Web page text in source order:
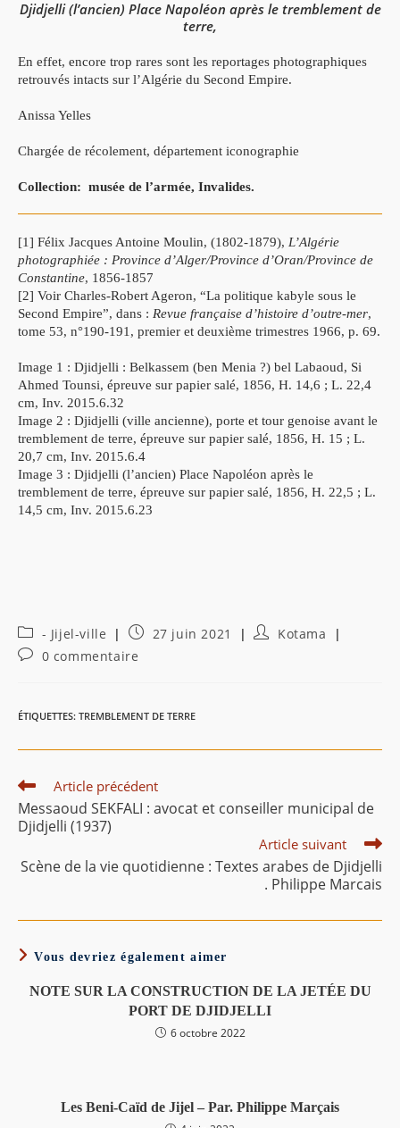
Djidjelli (l’ancien) Place Napoléon après le tremblement de
terre,
En effet, encore trop rares sont les reportages photographiques
retrouvés intacts sur l’Algérie du Second Empire.
Anissa Yelles
Chargée de récolement, département iconographie
Collection: musée de l’armée, Invalides.
[1] Félix Jacques Antoine Moulin, (1802-1879), L’Algérie
photographiée : Province d’Alger/Province d’Oran/Province de
Constantine, 1856-1857
[2] Voir Charles-Robert Ageron, “La politique kabyle sous le
Second Empire”, dans : Revue française d’histoire d’outre-mer,
tome 53, n°190-191, premier et deuxième trimestres 1966, p. 69.
Image 1 : Djidjelli : Belkassem (ben Menia ?) bel Labaoud, Si
Ahmed Tounsi, épreuve sur papier salé, 1856, H. 14,6 ; L. 22,4
cm, Inv. 2015.6.32
Image 2 : Djidjelli (ville ancienne), porte et tour genoise avant le
tremblement de terre, épreuve sur papier salé, 1856, H. 15 ; L.
20,7 cm, Inv. 2015.6.4
Image 3 : Djidjelli (l’ancien) Place Napoléon après le
tremblement de terre, épreuve sur papier salé, 1856, H. 22,5 ; L.
14,5 cm, Inv. 2015.6.23
Post
category:
- Jijel-ville
Publication
27 juin 2021
Auteur/autrice
Kotama
Commentaires
0 commentaire
ÉTIQUETTES: TREMBLEMENT DE TERRE
Read
more
articles
Article précédent
Messaoud SEKFALI : avocat et conseiller municipal de
Djidjelli (1937)
Article suivant
Scène de la vie quotidienne : Textes arabes de Djidjelli
. Philippe Marcais
Vous devriez également aimer
NOTE SUR LA CONSTRUCTION DE LA JETÉE DU
PORT DE DJIDJELLI
6 octobre 2022
Les Beni-Caïd de Jijel – Par. Philippe Marçais